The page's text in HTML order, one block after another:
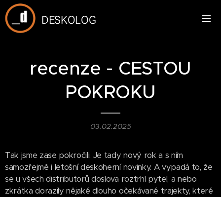
DESKOLOG
recenze - CESTOU
POKROKU
03.02.2025
Tak jsme zase pokročili. Je tady nový rok a s ním
samozřejmě i letošní deskoherní novinky. A vypadá to, že
se u všech distributorů doslova roztrhl pytel, a nebo
zkrátka dorazily nějaké dlouho očekávané trajekty, které